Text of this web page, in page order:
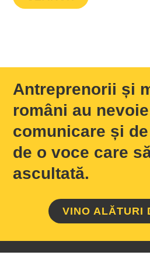
Antreprenorii și
români au
comunicare și
de o voce care
ascultată.
VINO ALĂTURI